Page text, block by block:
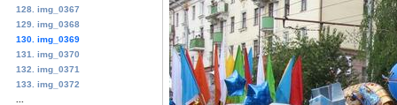
128. img_0367
129. img_0368
130. img_0369
131. img_0370
132. img_0371
133. img_0372